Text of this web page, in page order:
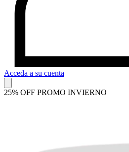
Acceda a su cuenta
25% OFF PROMO INVIERNO